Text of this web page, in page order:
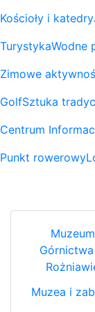
Kościoły i katedry
TurystykaWodne
Zimowe
GolfSztuka
Centrum
Punkt rowerowy
Muzeum
Muzea i